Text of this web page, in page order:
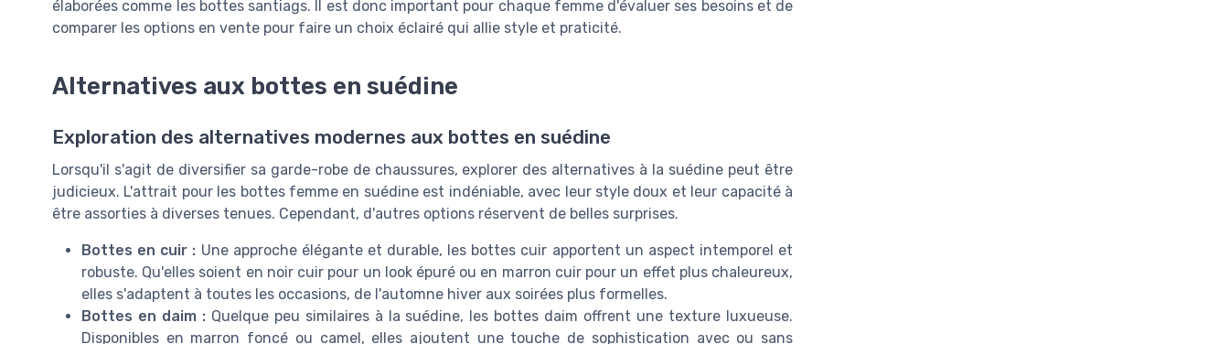
élaborées comme les bottes santiags. Il est donc important pour chaque femme d'évaluer ses besoins et de
comparer les options en vente pour faire un choix éclairé qui allie style et praticité.
Alternatives aux bottes en suédine
Exploration des alternatives modernes aux bottes en suédine
Lorsqu'il s'agit de diversifier sa garde-robe de chaussures, explorer des alternatives à la suédine peut être
judicieux. L'attrait pour les bottes femme en suédine est indéniable, avec leur style doux et leur capacité à
être assorties à diverses tenues. Cependant, d'autres options réservent de belles surprises.
Bottes en cuir : Une approche élégante et durable, les bottes cuir apportent un aspect intemporel et
robuste. Qu'elles soient en noir cuir pour un look épuré ou en marron cuir pour un effet plus chaleureux,
elles s'adaptent à toutes les occasions, de l'automne hiver aux soirées plus formelles.
Bottes en daim :Quelque peu similaires à la suédine, les bottes daim offrent une texture luxueuse.
Disponibles en marron foncé ou camel, elles ajoutent une touche de sophistication avec ou sans